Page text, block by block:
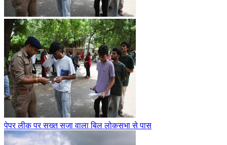
पेपर लीक पर सख्त सजा वाला बिल लोकसभा से पास